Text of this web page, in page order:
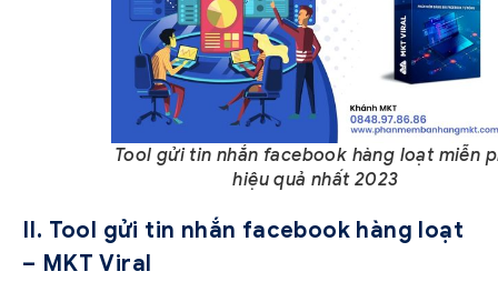
Tool gửi tin nhắn facebook hàng loạt miễn
hiệu quả nhất 2023
II. Tool gửi tin nhắn facebook hàng loạt
– MKT Viral